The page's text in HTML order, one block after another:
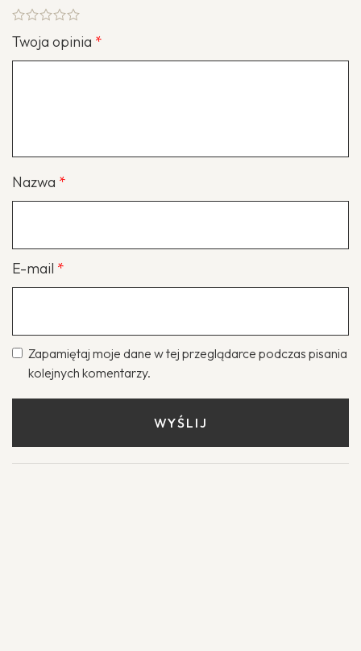
Twoja opinia *
Nazwa *
E-mail *
Zapamiętaj moje dane w tej przeglądarce podczas pisania
kolejnych komentarzy.